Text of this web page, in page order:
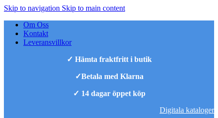
Skip to navigation Skip to main content
Om Oss
Kontakt
Leveransvillkor
✓ Hämta fraktfritt i butik
✓Betala med Klarna
✓ 14 dagar öppet köp
Digitala kataloger